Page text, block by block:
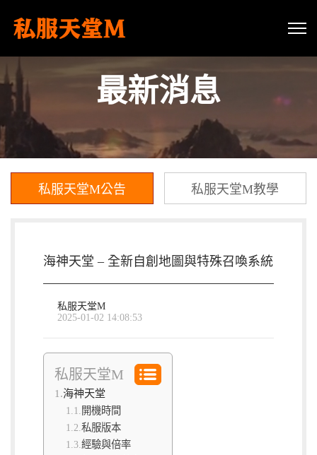
最新消息
私服天堂M公告 私服天堂M教學
海神天堂 – 全新自創地圖與特殊召喚系統
私服天堂M
2025-01-02 14:08:53
私服天堂M
海神天堂
開機時間
私服版本
經驗與倍率